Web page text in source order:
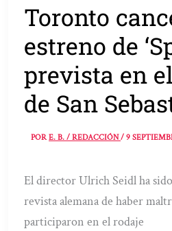
Toronto
estreno de
prevista en
de San
PORE. B. / REDACCIÓN/9
El director Ulrich Seidl ha
revista alemana de haber
participaron en el rodaje